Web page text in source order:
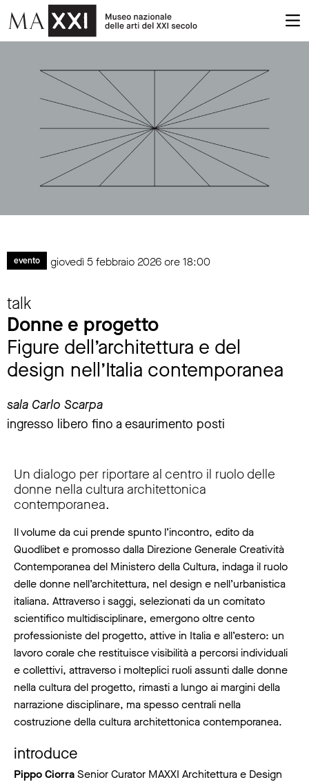
evento giovedì 5 febbraio 2026 ore 18:00
talk
Donne e progetto
Figure dell’architettura e del
design nell’Italia contemporanea
sala Carlo Scarpa
ingresso libero fino a esaurimento posti
Un dialogo per riportare al centro il ruolo delle
donne nella cultura architettonica
contemporanea.
Il volume da cui prende spunto l’incontro, edito da
Quodlibet e promosso dalla Direzione Generale Creatività
Contemporanea del Ministero della Cultura, indaga il ruolo
delle donne nell’architettura, nel design e nell’urbanistica
italiana. Attraverso i saggi, selezionati da un comitato
scientifico multidisciplinare, emergono oltre cento
professioniste del progetto, attive in Italia e all’estero: un
lavoro corale che restituisce visibilità a percorsi individuali
e collettivi, attraverso i molteplici ruoli assunti dalle donne
nella cultura del progetto, rimasti a lungo ai margini della
narrazione disciplinare, ma spesso centrali nella
costruzione della cultura architettonica contemporanea.
introduce
Pippo CiorraSenior Curator MAXXI Architettura e Design